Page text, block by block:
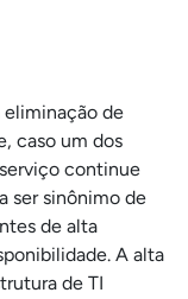
de
caso um dos
continue
ser sinônimo de
de alta
A alta
de TI